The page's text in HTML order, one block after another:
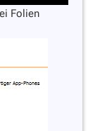
Folien